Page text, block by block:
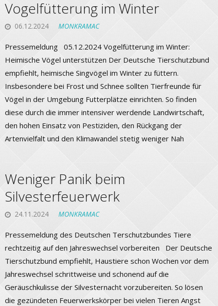
Vogelfütterung im Winter
06.12.2024 MONKRAMAC
Pressemeldung 05.12.2024 Vogelfütterung im Winter:
Heimische Vögel unterstützen Der Deutsche Tierschutzbund
empfiehlt, heimische Singvögel im Winter zu füttern.
Insbesondere bei Frost und Schnee sollten Tierfreunde für
Vögel in der Umgebung Futterplätze einrichten. So finden
diese durch die immer intensiver werdende Landwirtschaft,
den hohen Einsatz von Pestiziden, den Rückgang der
Artenvielfalt und den Klimawandel stetig weniger Nah
Weniger Panik beim
Silvesterfeuerwerk
24.11.2024 MONKRAMAC
Pressemeldung des Deutschen Terschutzbundes Tiere
rechtzeitig auf den Jahreswechsel vorbereiten Der Deutsche
Tierschutzbund empfiehlt, Haustiere schon Wochen vor dem
Jahreswechsel schrittweise und schonend auf die
Geräuschkulisse der Silvesternacht vorzubereiten. So lösen
die gezündeten Feuerwerkskörper bei vielen Tieren Angst